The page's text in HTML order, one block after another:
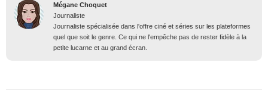
Mégane Choquet
Journaliste
Journaliste spécialisée dans l'offre ciné et séries sur les plateformes
quel que soit le genre. Ce qui ne l'empêche pas de rester fidèle à la
petite lucarne et au grand écran.